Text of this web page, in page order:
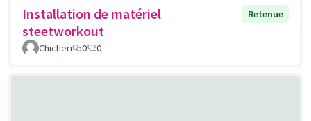
Installation de matériel
steetworkout
Retenue
Chicheri 0 0